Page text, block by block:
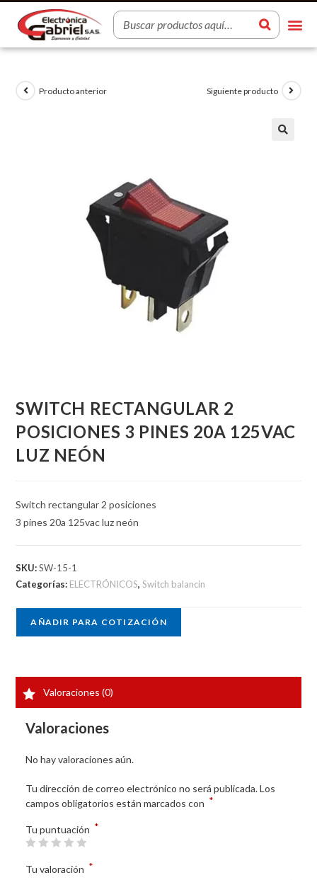
Producto anterior Siguiente producto
SWITCH RECTANGULAR 2
POSICIONES 3 PINES 20A 125VAC
LUZ NEÓN
Switch rectangular 2 posiciones
3 pines 20a 125vac luz neón
SKU:SW-15-1
Categorías: ELECTRÓNICOS,Switch balancin
AÑADIR PARA COTIZACIÓN
Valoraciones (0)
Valoraciones
No hay valoraciones aún.
Tu dirección de correo electrónico no será publicada. Los
campos obligatorios están marcados con *
Tu puntuación *
Tu valoración *